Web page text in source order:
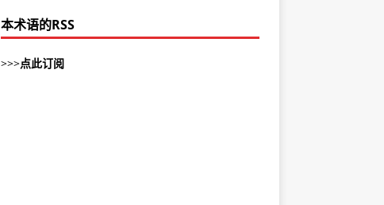
本术语的RSS
>>>点此订阅